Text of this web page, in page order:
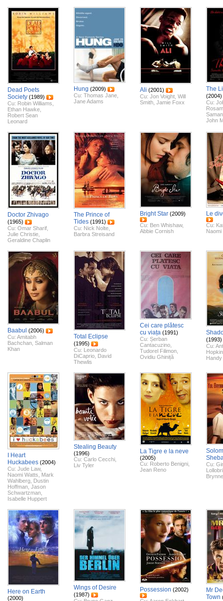
Dead Poets
Society (1989)
Cu: Robin Williams
Ethan Hawke
Robert Sean
Leonard
Hung (2009)
Cu: Thomas Jane
Jane Adams
Ali (2001)
Cu: Jon Voight Will
Smith Jamie Foxx
The
(2004)
Cu:
John
Doctor Zhivago
(1965)
Cu: Omar Sharif
Julie Christie
Geraldine Chaplin
The Prince of
Tides (1991)
Cu: Nick Nolte
Barbra Streisand
Bright Star (2009)
Cu: Ben Whishaw,
Abbie Cornish
Le
Cu:
Naomi
Baabul (2006)
Cu: Amitabh
Bachchan Salman
Khan
Total Eclipse
(1995)
Cu: Leonardo
DiCaprio David
Thewlis
Cei care plătesc
cu viața (1991)
Cu: Șerban
Cantacuzino
Tudorel Filimon
Ovidiu Ghiniță
(1993)
Cu:
Handy
I Heart
Huckabees (2004)
Cu: Jude Law,
Naomi Watts
Mark
Wahlberg Dustin
Hoffman Jason
Schwartzman
Isabelle Huppert
Stealing Beauty
(1996)
Cu: Carlo Cecchi
Liv Tyler
La Tigre e la neve
(2005)
Cu: Roberto Benigni
Jean Reno
Cu:
Here on Earth
(2000)
Wings of Desire
(1987)
Possession (2002)
Mr
Town